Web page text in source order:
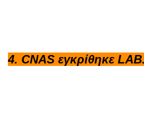
4. CNAS εγκρίθηκε LAB.